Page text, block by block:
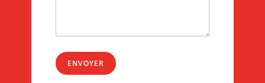
ENVOYER